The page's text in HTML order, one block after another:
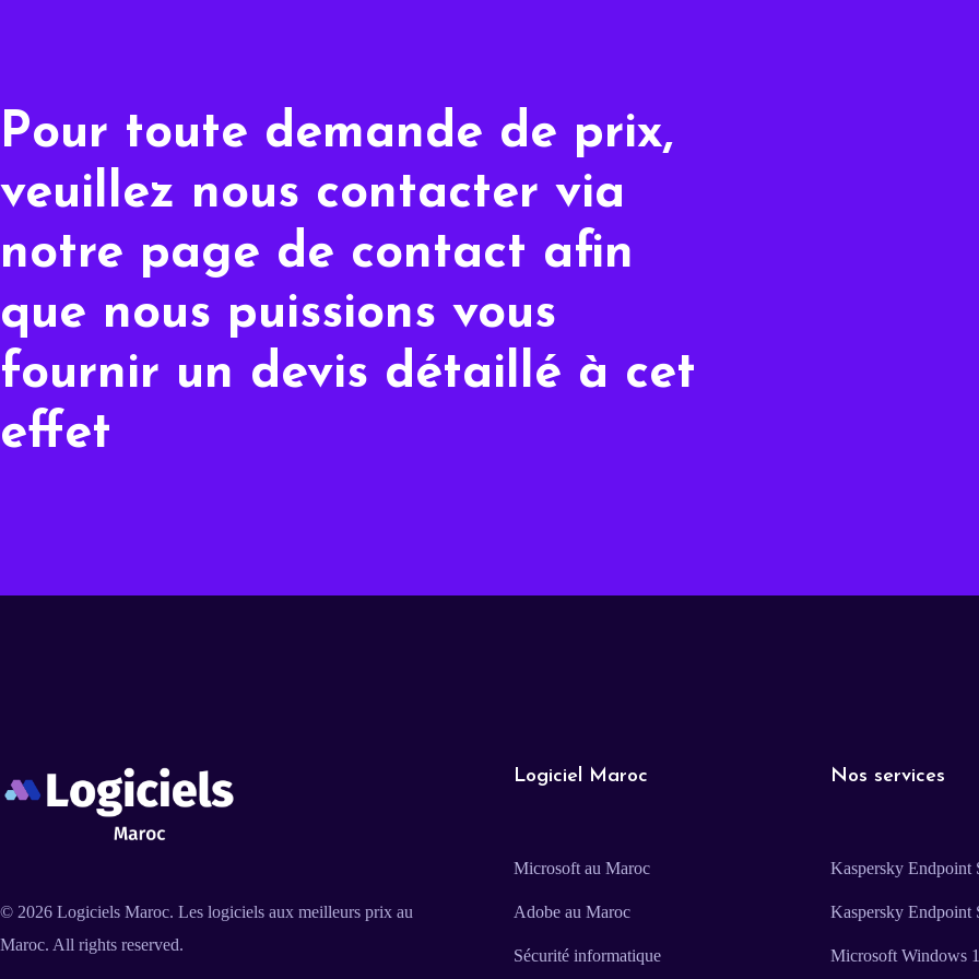
Pour toute demande de prix,
veuillez nous contacter via
notre page de contact afin
que nous puissions vous
fournir un devis détaillé à cet
effet
© 2026 Logiciels Maroc. Les logiciels aux meilleurs prix au
Maroc. All rights reserved.
Logiciel Maroc
Microsoft au Maroc
Adobe au Maroc
Sécurité informatique
Nos services
Kaspersky Endpoint
Kaspersky Endpoint
Microsoft Windows